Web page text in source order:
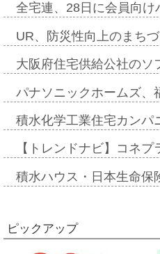
全宅連、28日に会員向
UR、防災性向上のまち
大阪府住宅供給公社の
パナソニックホームズ
積水化学工業住宅カン
【トレンドナビ】コネ
積水ハウス・日本生命
ピックアップ